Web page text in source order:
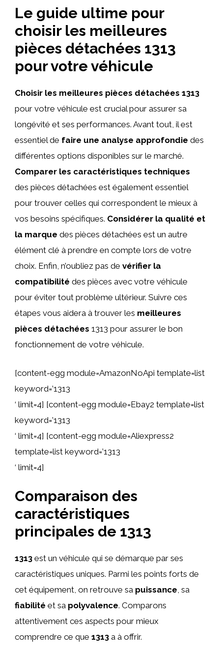
Le guide ultime pour
choisir les meilleures
pièces détachées 1313
pour votre véhicule
Choisir les meilleures pièces détachées 1313
pour votre véhicule est crucial pour assurer sa
longévité et ses performances. Avant tout, il est
essentiel de faire une analyse approfondie des
différentes options disponibles sur le marché.
Comparer les caractéristiques techniques
des pièces détachées est également essentiel
pour trouver celles qui correspondent le mieux à
vos besoins spécifiques. Considérer la qualité et
la marque des pièces détachées est un autre
élément clé à prendre en compte lors de votre
choix. Enfin, n’oubliez pas de vérifier la
compatibilité des pièces avec votre véhicule
pour éviter tout problème ultérieur. Suivre ces
étapes vous aidera à trouver les meilleures
pièces détachées 1313 pour assurer le bon
fonctionnement de votre véhicule.
[content-egg module=AmazonNoApi template=list
keyword=’1313
‘ limit=4] [content-egg module=Ebay2 template=list
keyword=’1313
‘ limit=4] [content-egg module=Aliexpress2
template=list keyword=’1313
‘ limit=4]
Comparaison des
caractéristiques
principales de 1313
1313 est un véhicule qui se démarque par ses
caractéristiques uniques. Parmi les points forts de
cet équipement, on retrouve sa puissance, sa
fiabilité et sa polyvalence. Comparons
attentivement ces aspects pour mieux
comprendre ce que 1313 a à offrir.